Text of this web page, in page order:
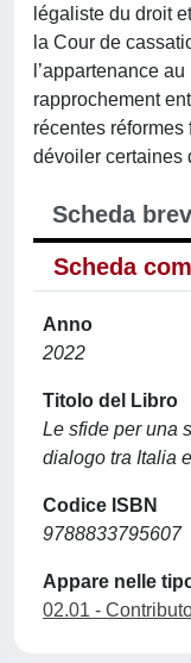
légaliste du droit
la Cour de
l’appartenance
rapprochement
récentes
dévoiler certaines
Scheda
Scheda
Anno
2022
Titolo del Libro
Le sfide per una
dialogo tra Italia
Codice ISBN
9788833795607
Appare nelle
02.01 -